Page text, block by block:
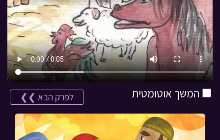
המשך אוטומטית לפרק הבא ❯❯